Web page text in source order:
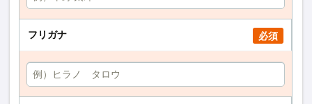
フリガナ 必須